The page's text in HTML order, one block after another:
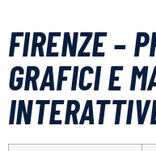
FIRENZE –
GRAFICI E